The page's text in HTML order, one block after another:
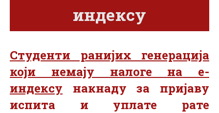
индексу
Студенти ранијих генерација
који немају налоге на е-
индексу
накнаду за пријаву
испита и уплате рате